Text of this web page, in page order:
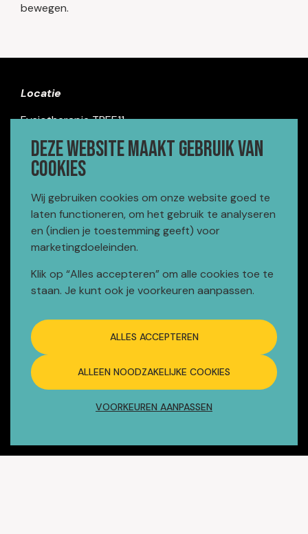
bewegen.
Locatie
Fysiotherapie TREE11
Terborchlaan 311
1816 MH Alkmaar
Contact
072 303 02 52
info@fysiotherapietree11.nl
WhatsApp
Maandag t/m vrijdag:
07:00 - 22:00
Zaterdag:
07:00 - 16:00
Deze website maakt gebruik van
cookies
Wij gebruiken cookies om onze website goed te
laten functioneren, om het gebruik te analyseren
en (indien je toestemming geeft) voor
marketingdoeleinden.
Klik op “Alles accepteren” om alle cookies toe te
staan. Je kunt ook je voorkeuren aanpassen.
ALLES ACCEPTEREN
ALLEEN NOODZAKELIJKE COOKIES
VOORKEUREN AANPASSEN